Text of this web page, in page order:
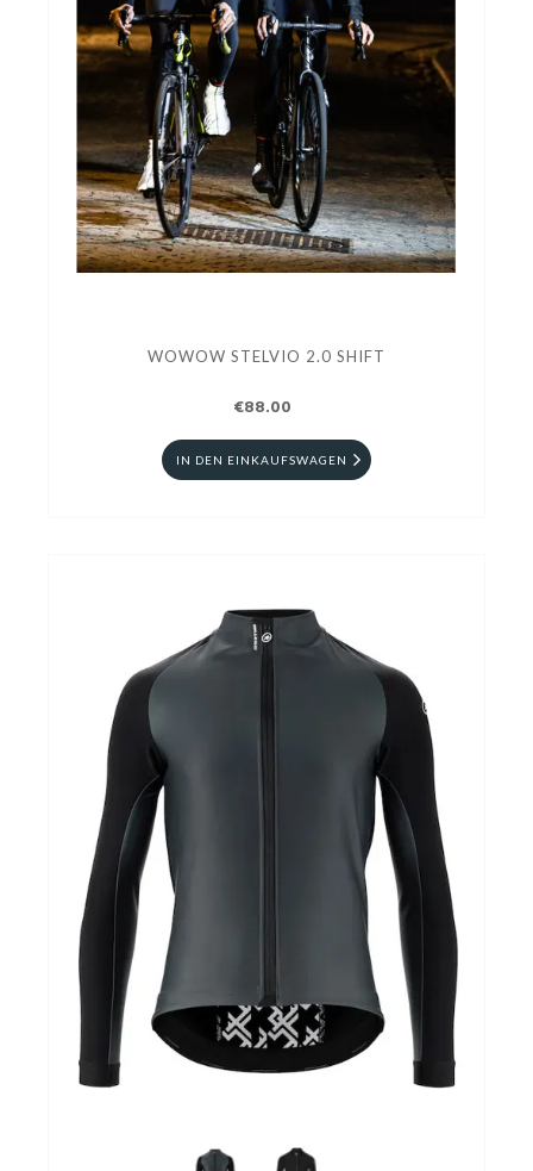
WOWOW STELVIO 2.0 SHIFT
€88.00
IN DEN EINKAUFSWAGEN